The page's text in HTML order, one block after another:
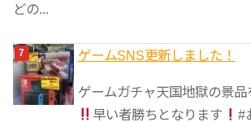
どの...
ゲームSNS更新しました！
ゲームガチャ天国地獄の景
早い者勝ちとなります
#